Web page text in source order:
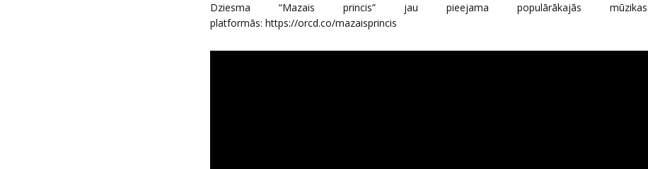
Dziesma “Mazais princis” jau pieejama populārākajās mūzikas
platformās: https://orcd.co/mazaisprincis